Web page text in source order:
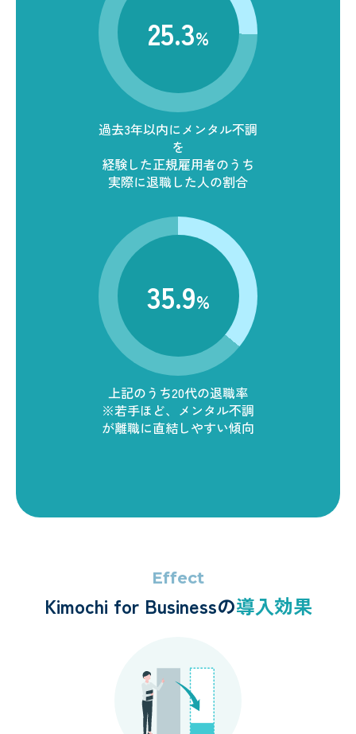
25.3%
過去3年以内にメンタル不調
を
経験した正規雇用者のうち
実際に退職した人の割合
35.9%
上記のうち20代の退職率
※若手ほど、メンタル不調
が離職に直結しやすい傾向
Effect
Kimochi for Businessの導入効果